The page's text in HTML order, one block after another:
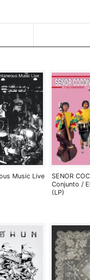
Music Live
SENOR
Conjunto /
(LP)